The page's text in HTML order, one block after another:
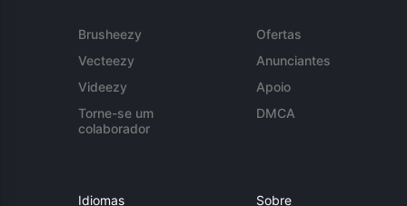
Brusheezy
Vecteezy
Videezy
Torne-se um
colaborador
Ofertas
Anunciantes
Apoio
DMCA
Idiomas Sobre